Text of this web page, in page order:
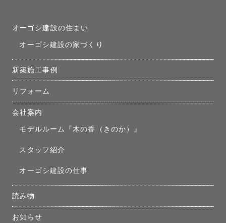
オーゴシ建設の住まい
オーゴシ建設の家づくり
新築施工事例
リフォーム
会社案内
モデルルーム『木の香（きのか）』
スタッフ紹介
オーゴシ建設の仕事
読み物
お知らせ